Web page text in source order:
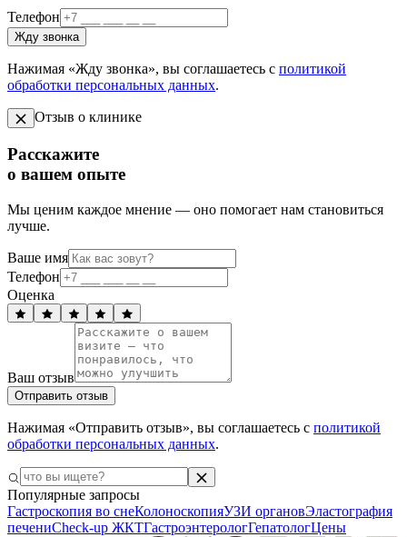
Телефон
Жду звонка
Нажимая «Жду звонка», вы соглашаетесь с политикой
обработки персональных данных.
Отзыв о клинике
Расскажите
о вашем опыте
Мы ценим каждое мнение — оно помогает нам становиться
лучше.
Ваше имя
Телефон
Оценка
Ваш отзыв
Отправить отзыв
Нажимая «Отправить отзыв», вы соглашаетесь с политикой
обработки персональных данных.
Популярные запросы
Гастроскопия во снеКолоноскопияУЗИ органовЭластография
печениCheck-up ЖКТГастроэнтерологГепатологЦены